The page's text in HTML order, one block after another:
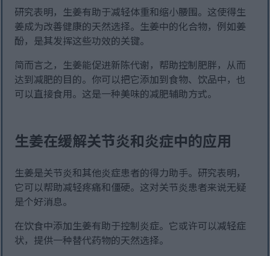
研究表明，生姜有助于减轻体重和缩小腰围。这使得生
姜成为改善健康的天然选择。生姜中的化合物，例如姜
酚，是其发挥这些功效的关键。
简而言之，生姜能促进新陈代谢，帮助控制肥胖，从而
达到减肥的目的。你可以把它添加到食物、饮品中，也
可以直接食用。这是一种美味的减肥辅助方式。
生姜在缓解关节炎和炎症中的应用
生姜是关节炎和其他炎症患者的得力助手。研究表明，
它可以帮助减轻疼痛和僵硬。这对关节炎患者来说无疑
是个好消息。
在饮食中添加生姜有助于控制炎症。它或许可以减轻症
状，提供一种替代药物的天然选择。